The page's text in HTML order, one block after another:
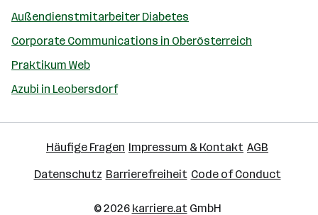
Außendienstmitarbeiter Diabetes
Corporate Communications in Oberösterreich
Praktikum Web
Azubi in Leobersdorf
Häufige Fragen Impressum & Kontakt AGB
Datenschutz Barrierefreiheit Code of Conduct
© 2026 karriere.atGmbH